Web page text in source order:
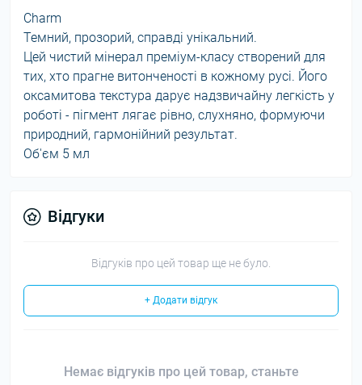
Charm
Темний, прозорий, справді унікальний.
Цей чистий мінерал преміум-класу створений для
тих, хто прагне витонченості в кожному русі. Його
оксамитова текстура дарує надзвичайну легкість у
роботі - пігмент лягає рівно, слухняно, формуючи
природний, гармонійний результат.
Об'єм 5 мл
Відгуки
Відгуків про цей товар ще не було.
+ Додати відгук
Немає відгуків про цей товар, станьте